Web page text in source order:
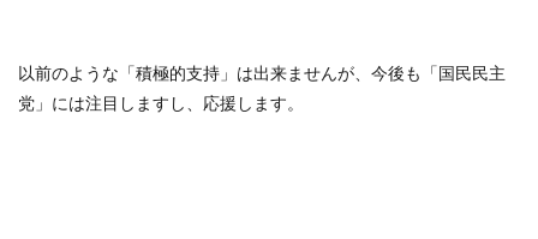
以前のような「積極的支持」は出来ませんが、今後も「国民民主
党」には注目しますし、応援します。